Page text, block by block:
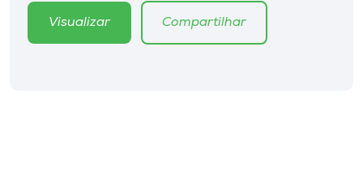
Editora
Visualizar Compartilhar